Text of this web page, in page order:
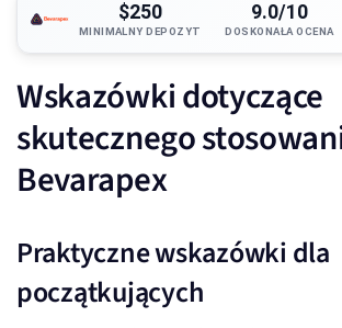
$250
MINIMALNY DEPOZYT
9.0/10
DOSKONAŁA OCENA
Wskazówki dotyczące
skutecznego
Bevarapex
Praktyczne wskazówki dla
początkujących